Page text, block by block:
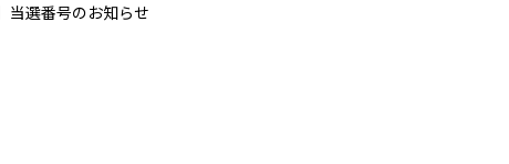
当選番号のお知らせ